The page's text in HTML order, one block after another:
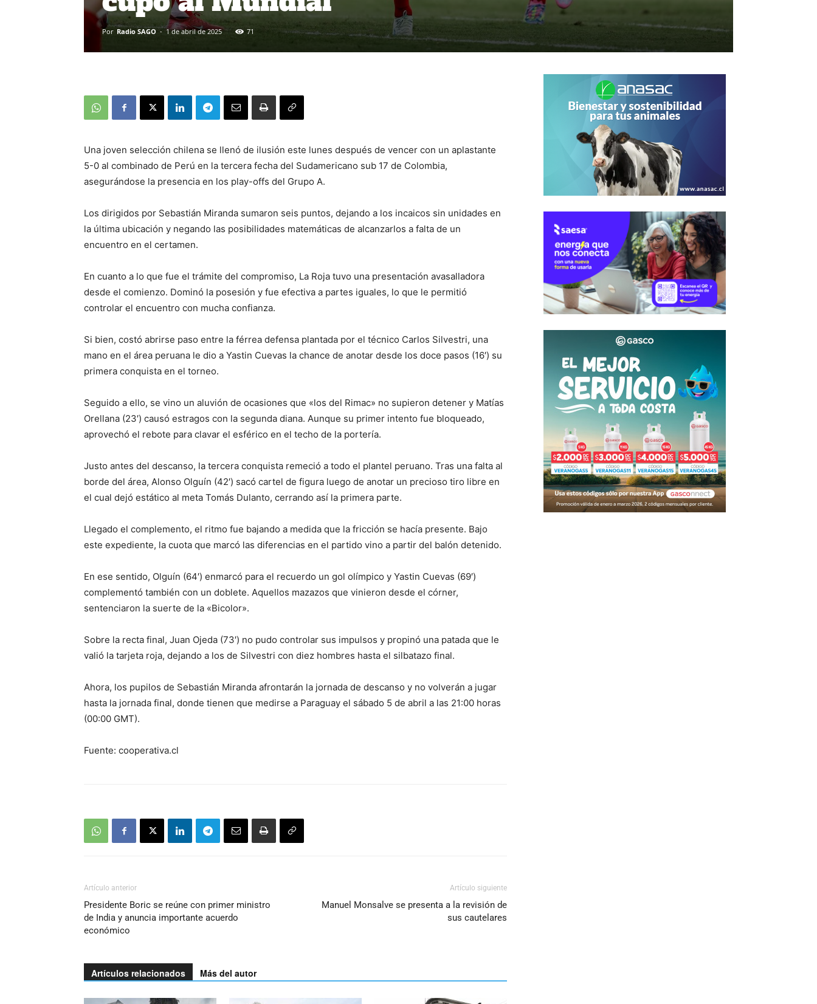
Por Radio SAGO - 1 de abril de 2025 71
Una joven selección chilena se llenó de ilusión este lunes después de vencer con un aplastante
5-0 al combinado de Perú en la tercera fecha del Sudamericano sub 17 de Colombia,
asegurándose la presencia en los play-offs del Grupo A.
Los dirigidos por Sebastián Miranda sumaron seis puntos, dejando a los incaicos sin unidades en
la última ubicación y negando las posibilidades matemáticas de alcanzarlos a falta de un
encuentro en el certamen.
En cuanto a lo que fue el trámite del compromiso, La Roja tuvo una presentación avasalladora
desde el comienzo. Dominó la posesión y fue efectiva a partes iguales, lo que le permitió
controlar el encuentro con mucha confianza.
Si bien, costó abrirse paso entre la férrea defensa plantada por el técnico Carlos Silvestri, una
mano en el área peruana le dio a Yastin Cuevas la chance de anotar desde los doce pasos (16′) su
primera conquista en el torneo.
Seguido a ello, se vino un aluvión de ocasiones que «los del Rimac» no supieron detener y Matías
Orellana (23′) causó estragos con la segunda diana. Aunque su primer intento fue bloqueado,
aprovechó el rebote para clavar el esférico en el techo de la portería.
Justo antes del descanso, la tercera conquista remeció a todo el plantel peruano. Tras una falta al
borde del área, Alonso Olguín (42′) sacó cartel de figura luego de anotar un precioso tiro libre en
el cual dejó estático al meta Tomás Dulanto, cerrando así la primera parte.
Llegado el complemento, el ritmo fue bajando a medida que la fricción se hacía presente. Bajo
este expediente, la cuota que marcó las diferencias en el partido vino a partir del balón detenido.
En ese sentido, Olguín (64′) enmarcó para el recuerdo un gol olímpico y Yastin Cuevas (69′)
complementó también con un doblete. Aquellos mazazos que vinieron desde el córner,
sentenciaron la suerte de la «Bicolor».
Sobre la recta final, Juan Ojeda (73′) no pudo controlar sus impulsos y propinó una patada que le
valió la tarjeta roja, dejando a los de Silvestri con diez hombres hasta el silbatazo final.
Ahora, los pupilos de Sebastián Miranda afrontarán la jornada de descanso y no volverán a jugar
hasta la jornada final, donde tienen que medirse a Paraguay el sábado 5 de abril a las 21:00 horas
(00:00 GMT).
Fuente: cooperativa.cl
Artículo anterior
Presidente Boric se reúne con primer ministro
de India y anuncia importante acuerdo
económico
Artículo siguiente
Manuel Monsalve se presenta a la revisión de
sus cautelares
Artículos relacionados Más del autor